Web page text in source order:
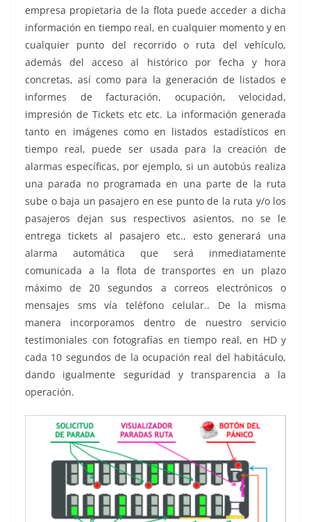
empresa propietaria de la flota puede acceder a dicha
información en tiempo real, en cualquier momento y en
cualquier punto del recorrido o ruta del vehículo,
además del acceso al histórico por fecha y hora
concretas, así como para la generación de listados e
informes de facturación, ocupación, velocidad,
impresión de Tickets etc etc. La información generada
tanto en imágenes como en listados estadísticos en
tiempo real, puede ser usada para la creación de
alarmas específicas, por ejemplo, si un autobús realiza
una parada no programada en una parte de la ruta
sube o baja un pasajero en ese punto de la ruta y/o los
pasajeros dejan sus respectivos asientos, no se le
entrega tickets al pasajero etc., esto generará una
alarma automática que será inmediatamente
comunicada a la flota de transportes en un plazo
máximo de 20 segundos a correos electrónicos o
mensajes sms vía teléfono celular.. De la misma
manera incorporamos dentro de nuestro servicio
testimoniales con fotografías en tiempo real, en HD y
cada 10 segundos de la ocupación real del habitáculo,
dando igualmente seguridad y transparencia a la
operación.